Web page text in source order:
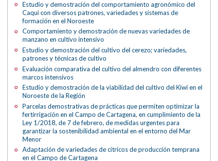
Estudio y demostración del comportamiento agronómico del
Caqui con diversos patrones, variedades y sistemas de
formación en el Noroeste
Comportamiento y demostración de nuevas variedades de
manzano en cultivo intensivo
Estudio y demostración del cultivo del cerezo; variedades,
patrones y técnicas de cultivo
Evaluación comparativa del cultivo del almendro con diferentes
marcos intensivos
Estudio y demostración de la viabilidad del cultivo del Kiwi en el
Noroeste de la Región
Parcelas demostrativas de prácticas que permiten optimizar la
fertirrigación en el Campo de Cartagena, en cumplimiento de la
Ley 1/2018, de 7 de febrero, de medidas urgentes para
garantizar la sostenibilidad ambiental en el entorno del Mar
Menor
Adaptación de variedades de cítricos de producción temprana
en el Campo de Cartagena